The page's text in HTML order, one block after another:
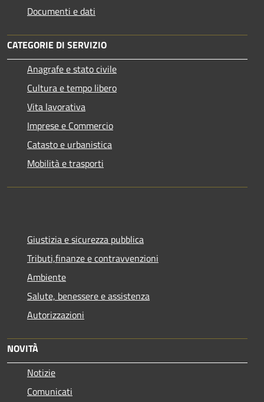
Documenti e dati
CATEGORIE DI SERVIZIO
Anagrafe e stato civile
Cultura e tempo libero
Vita lavorativa
Imprese e Commercio
Catasto e urbanistica
Mobilità e trasporti
Giustizia e sicurezza pubblica
Tributi,finanze e contravvenzioni
Ambiente
Salute, benessere e assistenza
Autorizzazioni
NOVITÀ
Notizie
Comunicati